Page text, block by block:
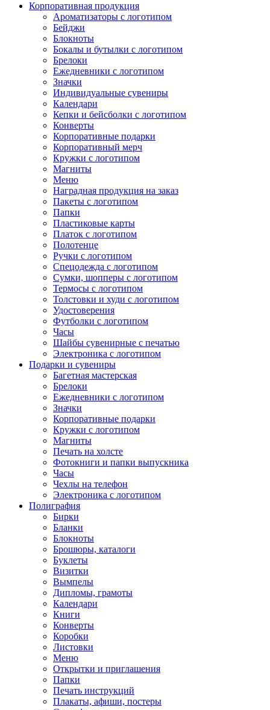
Корпоративная продукция
Ароматизаторы с логотипом
Бейджи
Блокноты
Бокалы и бутылки с логотипом
Брелоки
Ежедневники с логотипом
Значки
Индивидуальные сувениры
Календари
Кепки и бейсболки с логотипом
Конверты
Корпоративные подарки
Корпоративный мерч
Кружки с логотипом
Магниты
Меню
Наградная продукция на заказ
Пакеты с логотипом
Папки
Пластиковые карты
Платок с логотипом
Полотенце
Ручки с логотипом
Спецодежда с логотипом
Сумки, шопперы с логотипом
Термосы с логотипом
Толстовки и худи с логотипом
Удостоверения
Футболки с логотипом
Часы
Шайбы сувенирные с печатью
Электроника с логотипом
Подарки и сувениры
Багетная мастерская
Брелоки
Ежедневники с логотипом
Значки
Корпоративные подарки
Кружки с логотипом
Магниты
Печать на холсте
Фотокниги и папки выпускника
Часы
Чехлы на телефон
Электроника с логотипом
Полиграфия
Бирки
Бланки
Блокноты
Брошюры, каталоги
Буклеты
Визитки
Вымпелы
Дипломы, грамоты
Календари
Книги
Конверты
Коробки
Листовки
Меню
Открытки и приглашения
Папки
Печать инструкций
Плакаты, афиши, постеры